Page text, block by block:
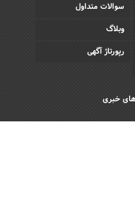
سوالات متداول
وبلاگ
رپورتاژ آگهی
خبری